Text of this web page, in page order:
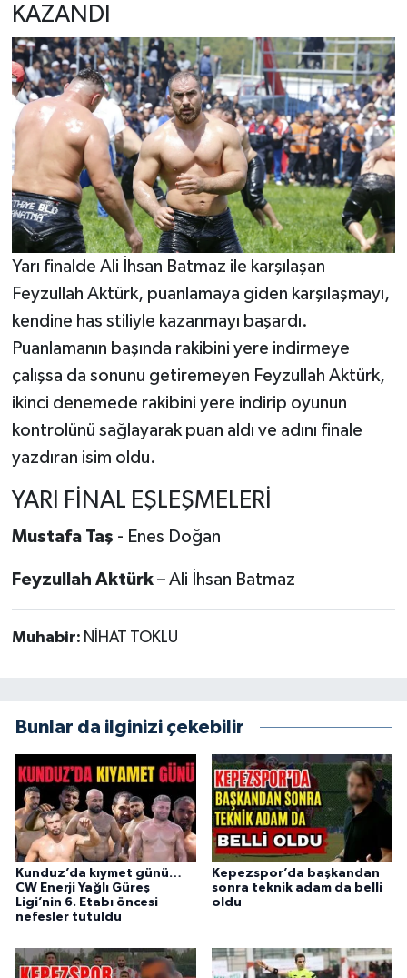
KAZANDI
Yarı finalde Ali İhsan Batmaz ile karşılaşan
Feyzullah Aktürk, puanlamaya giden karşılaşmayı,
kendine has stiliyle kazanmayı başardı.
Puanlamanın başında rakibini yere indirmeye
çalışsa da sonunu getiremeyen Feyzullah Aktürk,
ikinci denemede rakibini yere indirip oyunun
kontrolünü sağlayarak puan aldı ve adını finale
yazdıran isim oldu.
YARI FİNAL EŞLEŞMELERİ
Mustafa Taş - Enes Doğan
Feyzullah Aktürk– Ali İhsan Batmaz
Muhabir: NİHAT TOKLU
Bunlar da ilginizi çekebilir
Kunduz’da kıymet günü…
CW Enerji Yağlı Güreş
Ligi’nin 6. Etabı öncesi
nefesler tutuldu
Kepezspor’da başkandan
sonra teknik adam da belli
oldu